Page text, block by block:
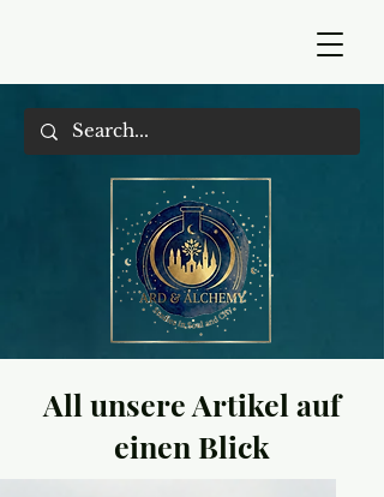
All unsere Artikel auf
einen Blick